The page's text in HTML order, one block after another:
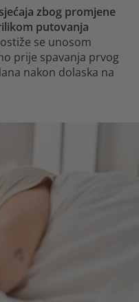
zbog promjene
putovanja
se unosom
prije spavanja prvog
nakon dolaska na